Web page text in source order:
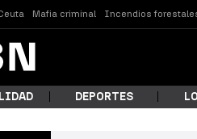
Mafia criminal Incendios
DEPORTES